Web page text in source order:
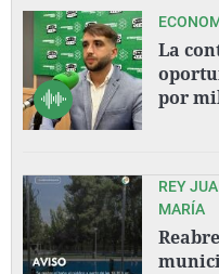
La
por
REY
MARÍA